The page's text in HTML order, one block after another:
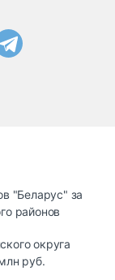
"Беларус" за
районов
округа
руб.